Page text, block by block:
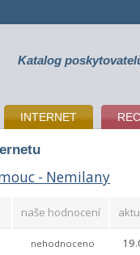
Katalog
INTERNET
- Nemilany
naše hodnocení
nehodnoceno